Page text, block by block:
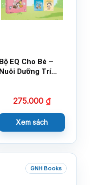
Bộ EQ Cho Bé –
Nuôi Dưỡng Trí
275.000 ₫
Xem sách
GNH Books